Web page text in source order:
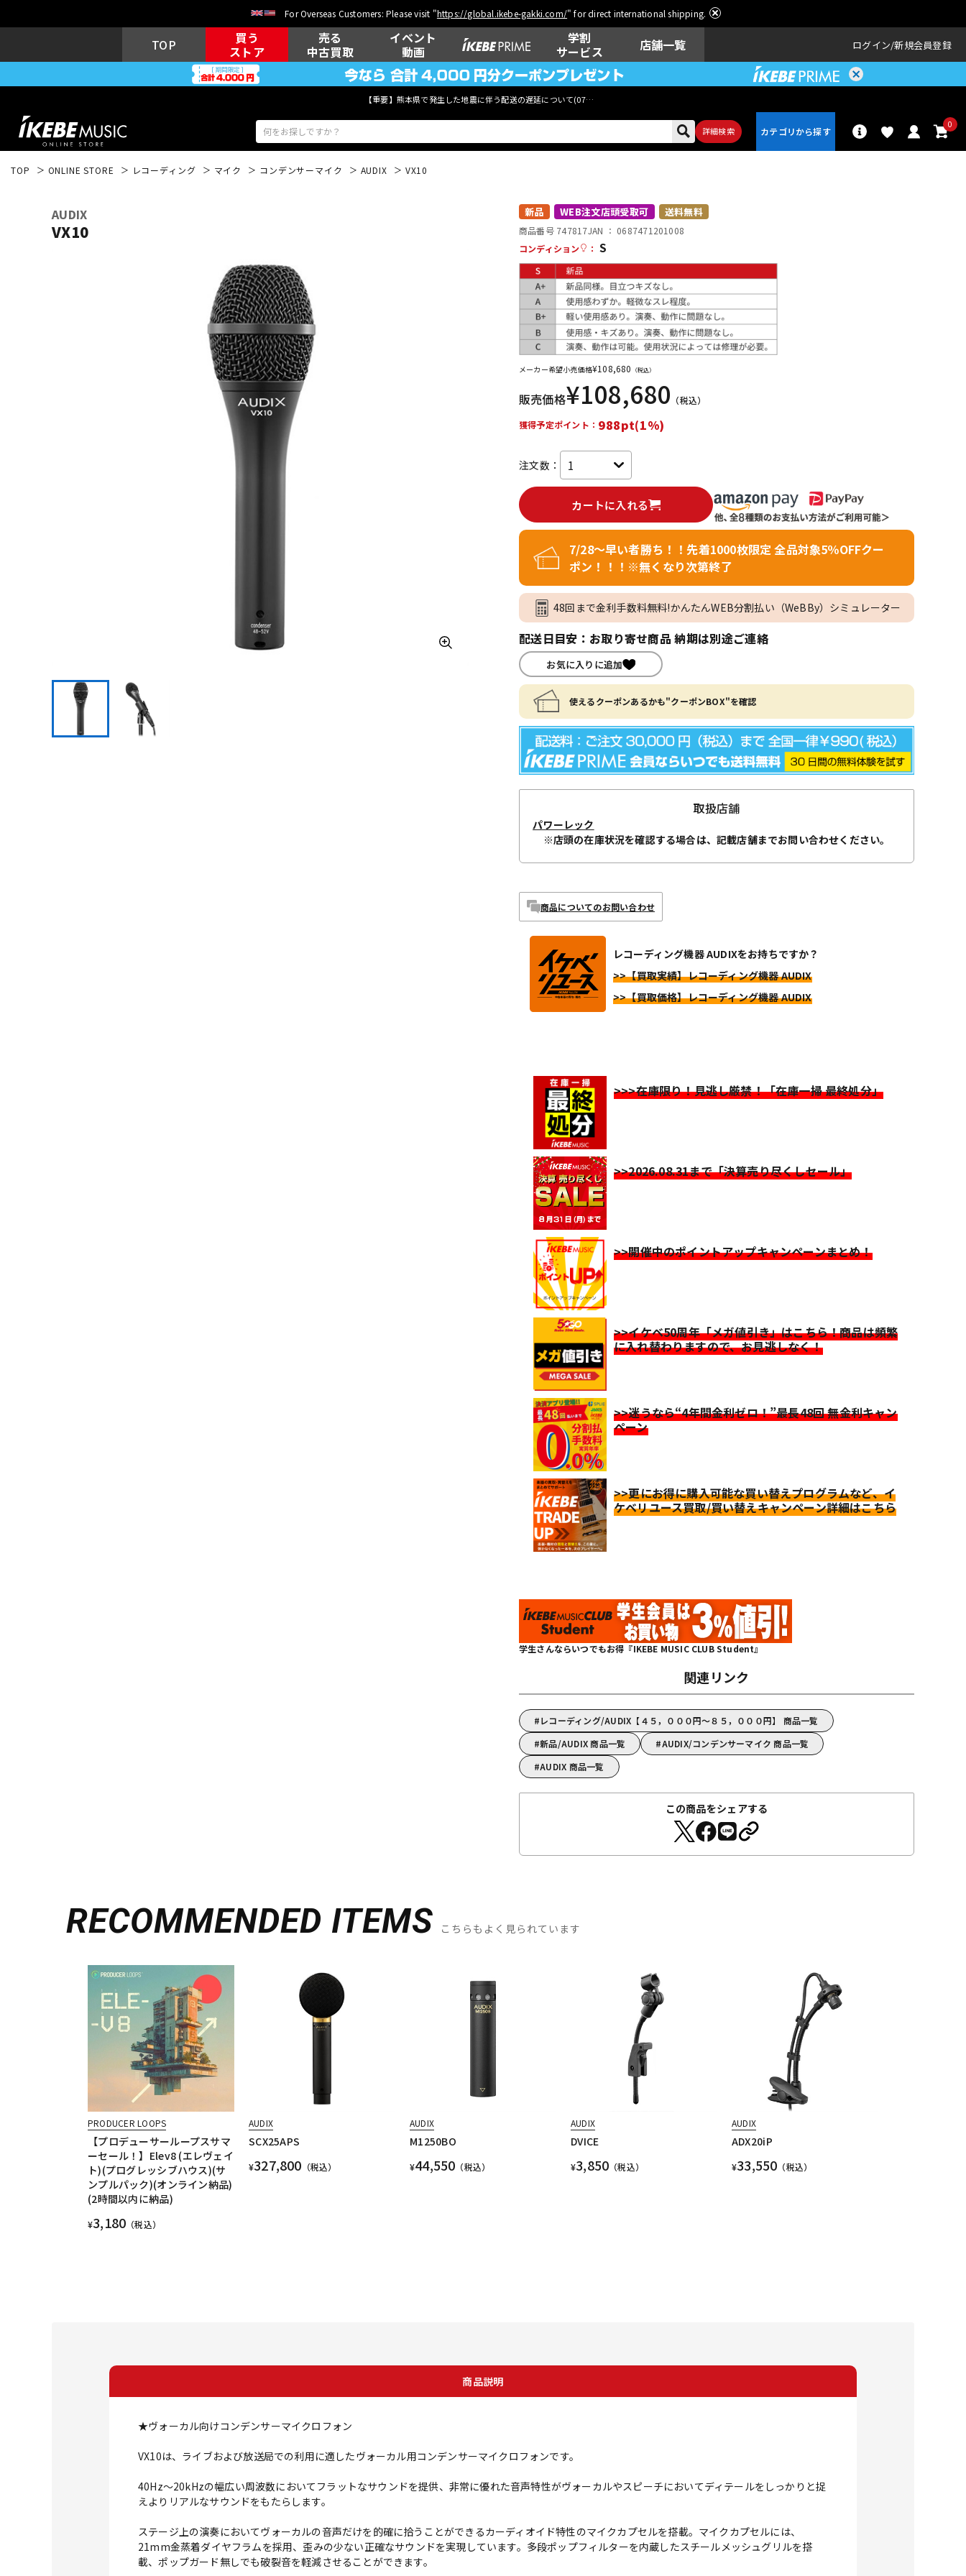
For Overseas Customers: Please visit "https://global.ikebe-gakki.com/" for direct international shipping.
TOP
買う
ストア
売る
中古買取
イベント
動画
学割
サービス
店舗一覧 ログイン 新規会員登録
【重要】熊本県で発生した地震に伴う配送の遅延について(07月29日
詳細検索
0
ウクレレ ドラム
電子ピアノ その他楽器
DTM レコーディン
グ機器
配信/ライブ
機器
ヴィンテージ
TOP ONLINE STORE レコーディング マイク コンデンサーマイク AUDIX VX10
AUDIX
VX10
新品 WEB注文店頭受取可 送料無料
商品番号 747817JAN ： 0687471201008
コンディション
： S
メーカー希望小売価格¥108,680 （税込）
販売価格¥108,680 （税込）
獲得予定ポイント： 988pt(1%)
注文数：
カートに入れる
7/28～早い者勝ち！！先着1000枚限定 全品対象5％OFFクー
ポン！！！※無くなり次第終了
48回まで金利手数料無料!かんたんWEB分割払い（WeBBy）シミュレーター
配送日目安：お取り寄せ商品 納期は別途ご連絡
お気に入りに追加
使えるクーポンあるかも"クーポンBOX"を確認
取扱店舗
パワーレック
※店頭の在庫状況を確認する場合は、記載店舗までお問い合わせください。
商品についてのお問い合わせ
レコーディング機器 AUDIXをお持ちですか？
>>【買取実績】レコーディング機器 AUDIX
>>【買取価格】レコーディング機器 AUDIX
>>>在庫限り！見逃し厳禁！「在庫一掃 最終処分」
>>2026.08.31まで「決算売り尽くしセール」
>>開催中のポイントアップキャンペーンまとめ！
>>イケベ50周年「メガ値引き」はこちら！商品は頻繁
に入れ替わりますので、お見逃しなく！
>>迷うなら“4年間金利ゼロ！”最長48回 無金利キャン
ペーン
>>更にお得に購入可能な買い替えプログラムなど、イ
ケベリユース買取/買い替えキャンペーン詳細はこちら
学生さんならいつでもお得『IKEBE MUSIC CLUB Student』
関連リンク
レコーディング/AUDIX【４５，０００円～８５，０００円】 商品一覧
新品/AUDIX 商品一覧
AUDIX/コンデンサーマイク 商品一覧
AUDIX 商品一覧
この商品をシェアする
RECOMMENDED ITEMS こちらもよく見られています
PRODUCER LOOPS
【プロデューサーループスサマ
ーセール！】Elev8 (エレヴェイ
ト)(プログレッシブハウス)(サ
ンプルパック)(オンライン納品)
(2時間以内に納品)
¥3,180 （税込）
AUDIX
SCX25APS
¥327,800 （税込）
AUDIX
M1250BO
¥44,550 （税込）
AUDIX
DVICE
¥3,850 （税込）
AUDIX
ADX20iP
¥33,550 （税込）
商品説明
★ヴォーカル向けコンデンサーマイクロフォン
VX10は、ライブおよび放送局での利用に適したヴォーカル用コンデンサーマイクロフォンです。
40Hz～20kHzの幅広い周波数においてフラットなサウンドを提供、非常に優れた音声特性がヴォーカルやスピーチにおいてディテールをしっかりと捉
えよりリアルなサウンドをもたらします。
ステージ上の演奏においてヴォーカルの音声だけを的確に拾うことができるカーディオイド特性のマイクカプセルを搭載。マイクカプセルには、
21mm金蒸着ダイヤフラムを採用、歪みの少ない正確なサウンドを実現しています。多段ポップフィルターを内蔵したスチールメッシュグリルを搭
載、ポップガード無しでも破裂音を軽減させることができます。